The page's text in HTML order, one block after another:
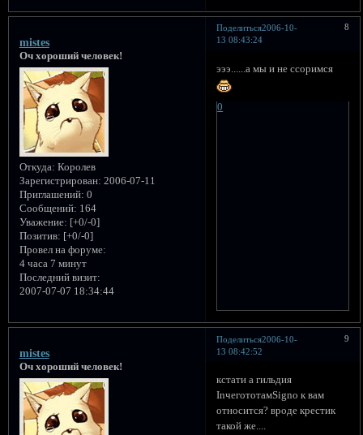
Поделиться 8
2006-10-
13 08:43:24
mistes
Оч хороший человек!
Откуда: Королев
Зарегистрирован: 2006-07-11
Приглашений: 0
Сообщений: 164
Уважение: [+0/-0]
Позитив: [+0/-0]
Провел на форуме:
4 часа 7 минут
Последний визит:
2007-07-07 18:34:44
эээ......а мы и не ссоримся
0
Поделиться 9
2006-10-
13 08:42:52
mistes
Оч хороший человек!
кстати а гильдия
InчегототамSigno к вам
относится? вроде крестик
такой же....